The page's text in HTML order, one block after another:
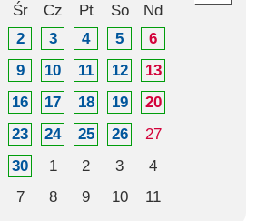
Śr Cz Pt So
Nd
2 3 4 5
6
9 10 11 12
13
16 17 18 19
20
23 24 25 26
27
30 1 2 3
4
7 8 9 10 11